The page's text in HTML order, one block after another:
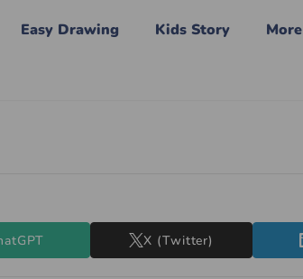
Easy Drawing Kids Story More
X (Twitter)